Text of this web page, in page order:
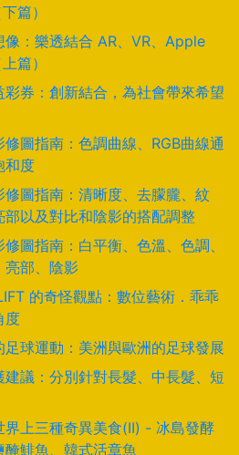
篇）
像：樂透結合 AR、VR、Apple
篇）
彩券：創新結合，為社會帶來希望
修圖指南：色調曲線、RGB曲線通
和度
修圖指南：清晰度、去朦朧、紋
部以及對比和陰影的搭配調整
圖指南：白平衡、色溫、色調、
亮部、陰影
的奇怪觀點：數位藝術．乖乖
度
足球運動：美洲與歐洲的足球發展
建議：分別針對長髮、中長髮、短
界上三種奇異美食(II) - 冰島發酵
醃鯡魚、韓式活章魚